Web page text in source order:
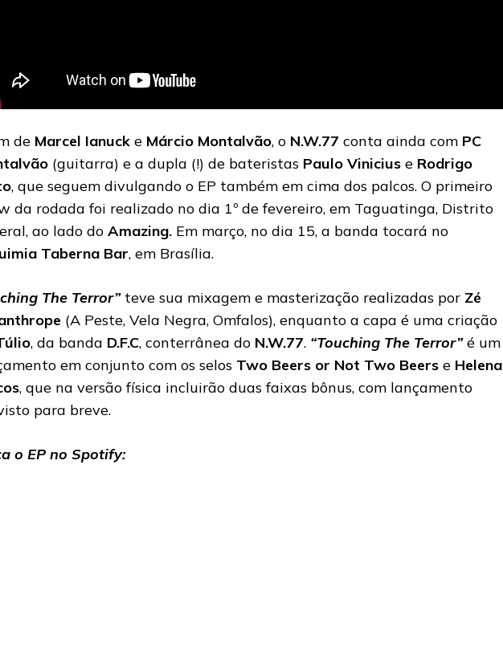
de Marcel Ianuck e Márcio Montalvão, o N.W.77 conta ainda com PC
(guitarra) e a dupla (!) de bateristas Paulo Vinicius e Rodrigo
, que seguem divulgando o EP também em cima dos palcos. O primeiro
da rodada foi realizado no dia 1º de fevereiro, em Taguatinga, Distrito
ao lado do Amazing. Em março, no dia 15, a banda tocará no
Taberna Bar, em Brasília.
The Terror”teve sua mixagem e masterização realizadas por Zé
(A Peste, Vela Negra, Omfalos), enquanto a capa é uma criação
, da banda D.F.C, conterrânea do N.W.77. “Touching The Terror”é um
em conjunto com os selos Two Beers or Not Two Beers e Helena
, que na versão física incluirão duas faixas bônus, com lançamento
para breve.
o EP no Spotify: